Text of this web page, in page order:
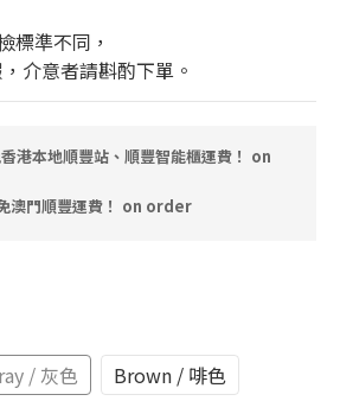
標準不同，
介意者請斟酌下單。
港本地順豐站、順豐智能櫃運費！ on
澳門順豐運費！ on order
/ 灰色
Brown / 啡色